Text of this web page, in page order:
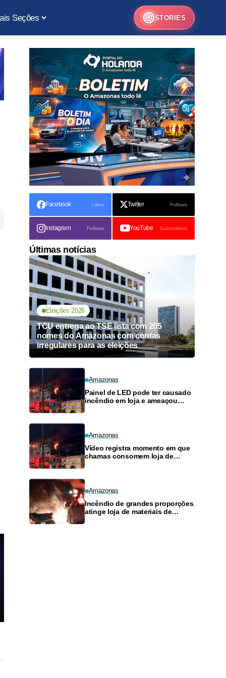
Seções STORIES
Facebook Likes Twitter Follows
Instagram Follows YouTube Subscribers
Últimas notícias
Eleições 2026
TCU entrega ao TSE lista com 205
nomes do Amazonas com contas
irregulares para as eleições
Amazonas
Painel de LED pode ter causado
incêndio em loja e ameaçou
Amazonas
Vídeo registra momento em que
chamas consomem loja de
Amazonas
Incêndio de grandes proporções
atinge loja de materiais de